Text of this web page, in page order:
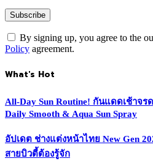
By signing up, you agree to the
Policy agreement.
What's Hot
All-Day Sun Routine! กันแดดเช้าจร
Daily Smooth & Aqua Sun Spray
อัปเดต ช่างแต่งหน้าไทย New Gen
สายบิวตี้ต้องรู้จัก